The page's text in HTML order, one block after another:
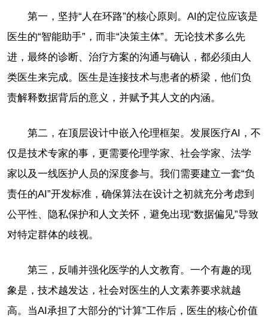
第一，坚持“人在环路”的核心原则。AI的定位应该是
医生的“智能助手”，而非“决策主体”。无论技术多么先
进，最终的诊断、治疗方案的沟通与确认，都必须由人
类医生来完成。医生是连接技术与患者的桥梁，他们负
责解释数据背后的意义，并赋予其人文的内涵。
第二，在顶层设计中嵌入伦理框架。发展医疗AI，不
仅是技术专家的事，更需要伦理学家、社会学家、法学
家以及一线医护人员的深度参与。我们需要建立一套“负
责任的AI”开发标准，确保算法在设计之初就充分考虑到
公平性、隐私保护和人文关怀，避免出现“数据偏见”导致
对特定群体的歧视。
第三，反哺并强化医学的人文教育。一个有趣的现
象是，技术越发达，社会对医生的人文素养要求就越
高。当AI承担了大部分的“计算”工作后，医生的核心价值